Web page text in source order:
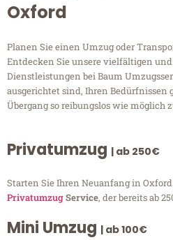
Oxford
Planen Sie einen Umzug oder
Entdecken Sie unsere vielfältigen
Dienstleistungen bei Baum
ausgerichtet sind, Ihren Bedürfnissen
Übergang so reibungslos wie möglich
Privatumzug | ab 250€
Starten Sie Ihren Neuanfang in
PrivatumzugService, der bereits ab
Mini Umzug | ab 100€